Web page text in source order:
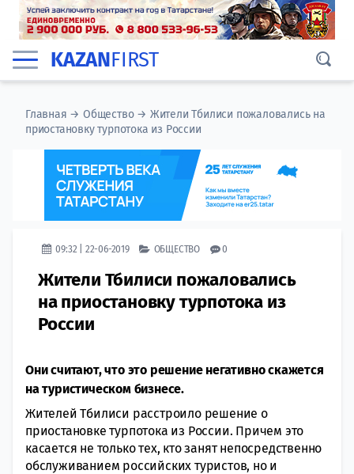
KAZANFIRST
Главная →Общество→ Жители Тбилиси пожаловались на
приостановку турпотока из России
09:32 | 22-06-2019 ОБЩЕСТВО 0
Жители Тбилиси пожаловались
на приостановку турпотока из
России
Они считают, что это решение негативно скажется
на туристическом бизнесе.
Жителей Тбилиси расстроило решение о
приостановке турпотока из России. Причем это
касается не только тех, кто занят непосредственно
обслуживанием российских туристов, но и